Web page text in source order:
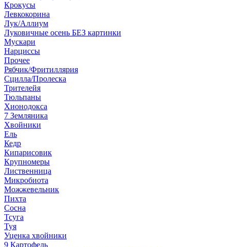
Крокусы
Левкокорина
Лук/Аллиум
Луковичные осень БЕЗ картинки
Мускари
Нарциссы
Прочее
Рябчик/Фритиллярия
Сцилла/Пролеска
Трителейя
Тюльпаны
Хионодокса
7 Земляника
Хвойники
Ель
Кедр
Кипарисовик
Крупномеры
Лиственница
Микробиота
Можжевельник
Пихта
Сосна
Тсуга
Туя
Уценка хвойники
9 Картофель